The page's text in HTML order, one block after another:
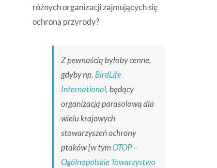
różnych organizacji zajmujących się
ochroną przyrody?
Z pewnością byłoby cenne,
gdyby np. BirdLife
International, będący
organizacją parasolową dla
wielu krajowych
stowarzyszeń ochrony
ptaków [w tymOTOP –
Ogólnopolskie Towarzystwo